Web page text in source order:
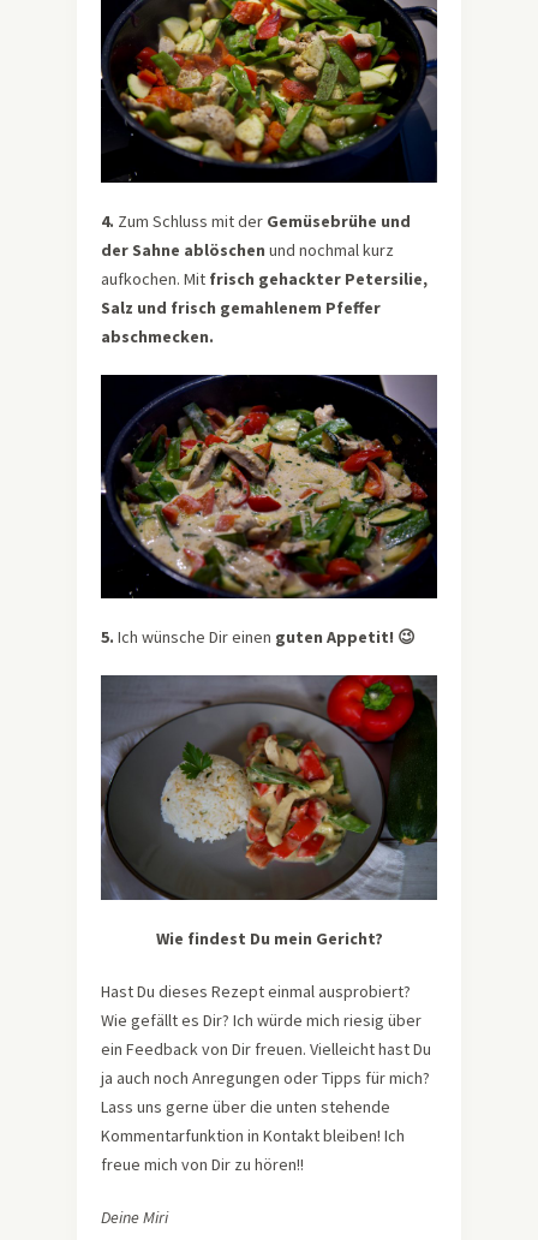
4. Zum Schluss mit der Gemüsebrühe und
der Sahne ablöschen und nochmal kurz
aufkochen. Mit frisch gehackter Petersilie,
Salz und frisch gemahlenem Pfeffer
abschmecken.
5. Ich wünsche Dir einen guten Appetit! 😉
Wie findest Du mein Gericht?
Hast Du dieses Rezept einmal ausprobiert?
Wie gefällt es Dir? Ich würde mich riesig über
ein Feedback von Dir freuen. Vielleicht hast Du
ja auch noch Anregungen oder Tipps für mich?
Lass uns gerne über die unten stehende
Kommentarfunktion in Kontakt bleiben! Ich
freue mich von Dir zu hören!!
Deine Miri